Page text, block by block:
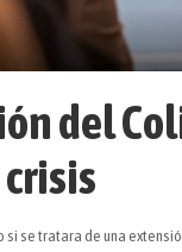
del
si se tratara de una